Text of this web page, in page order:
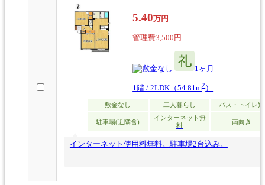
5.40万円
管理費3,500円
なし 1ヶ月
1階 / 2LDK（54.81m2）
敷金なし 二人暮らし バス・トイレ別
駐車場(近隣含)
インターネット無
料
南向き
インターネット使用料無料。駐車場2台込み。